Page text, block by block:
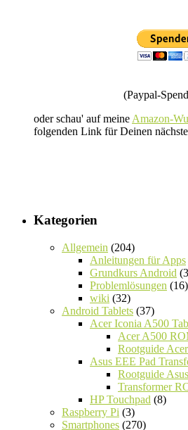
(Paypal-
oder schau' auf meine Amazon-
folgenden Link für Deinen
Kategorien
Allgemein (204)
Anleitungen für Apps
Grundkurs Android
Problemlösungen (16)
wiki (32)
Android Tablets (37)
Acer Iconia A500
Acer A500
Rootguide
Asus EEE Pad
Rootguide
Transformer
HP Touchpad (8)
Raspberry Pi (3)
Smartphones (270)